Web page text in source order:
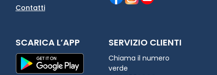
Contatti
SCARICA L’APP SERVIZIO CLIENTI
Chiama il numero
verde